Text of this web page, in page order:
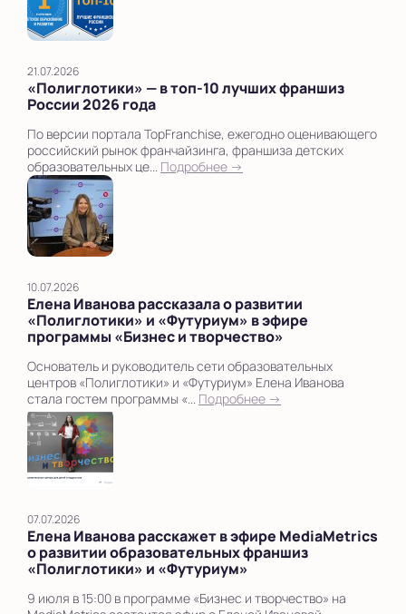
21.07.2026
«Полиглотики» — в топ‑10 лучших франшиз
России 2026 года
По версии портала TopFranchise, ежегодно оценивающего
российский рынок франчайзинга, франшиза детских
образовательных це... Подробнее →
10.07.2026
Елена Иванова рассказала о развитии
«Полиглотики» и «Футуриум» в эфире
программы «Бизнес и творчество»
Основатель и руководитель сети образовательных
центров «Полиглотики» и «Футуриум» Елена Иванова
стала гостем программы «... Подробнее →
07.07.2026
Елена Иванова расскажет в эфире MediaMetrics
о развитии образовательных франшиз
«Полиглотики» и «Футуриум»
9 июля в 15:00 в программе «Бизнес и творчество» на